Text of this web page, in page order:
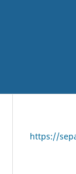
https://